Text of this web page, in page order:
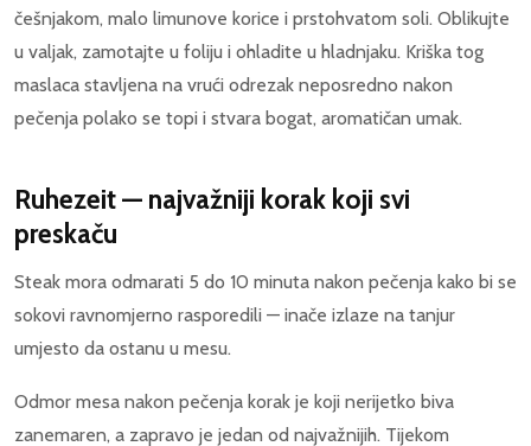
češnjakom, malo limunove korice i prstohvatom soli. Oblikujte
u valjak, zamotajte u foliju i ohladite u hladnjaku. Kriška tog
maslaca stavljena na vrući odrezak neposredno nakon
pečenja polako se topi i stvara bogat, aromatičan umak.
Ruhezeit — najvažniji korak koji svi
preskaču
Steak mora odmarati 5 do 10 minuta nakon pečenja kako bi se
sokovi ravnomjerno rasporedili — inače izlaze na tanjur
umjesto da ostanu u mesu.
Odmor mesa nakon pečenja korak je koji nerijetko biva
zanemaren, a zapravo je jedan od najvažnijih. Tijekom